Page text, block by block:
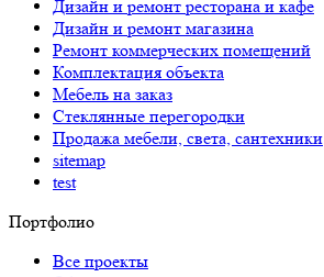
Дизайн и ремонт ресторана и кафе
Дизайн и ремонт магазина
Ремонт коммерческих помещений
Комплектация объекта
Мебель на заказ
Стеклянные перегородки
Продажа мебели, света, сантехники
sitemap
test
Портфолио
Все проекты